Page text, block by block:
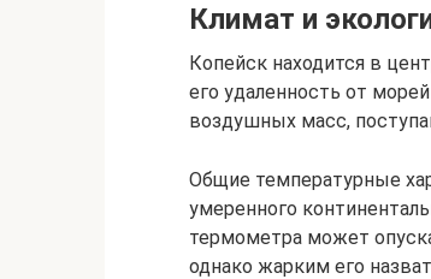
Климат и
Копейск находится в
его удаленность от
воздушных масс,
Общие температурные
умеренного
термометра может
однако жарким его